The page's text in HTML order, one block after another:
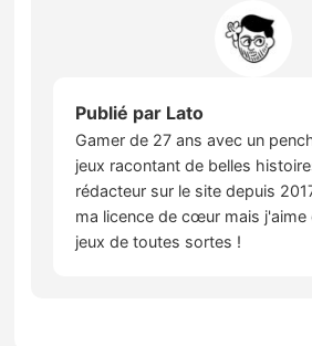
Publié par Lato
Gamer de 27 ans avec un
jeux racontant de belles
rédacteur sur le site depuis
ma licence de cœur mais j'aime
jeux de toutes sortes !